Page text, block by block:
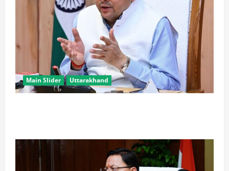
Main Slider Uttarakhand